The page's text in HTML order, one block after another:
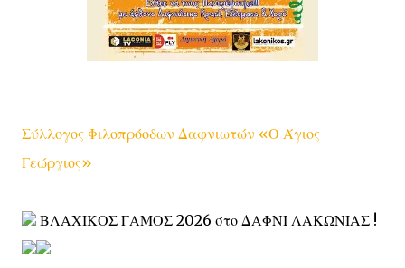
Σύλλογος Φιλοπρόοδων Δαφνιωτών «Ο Άγιος
Γεώργιος»
ΒΛΑΧΙΚΟΣ ΓΑΜΟΣ 2026 στο ΔΑΦΝΙ ΛΑΚΩΝΙΑΣ !